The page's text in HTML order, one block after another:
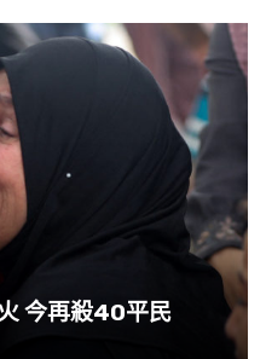
今再殺40平民